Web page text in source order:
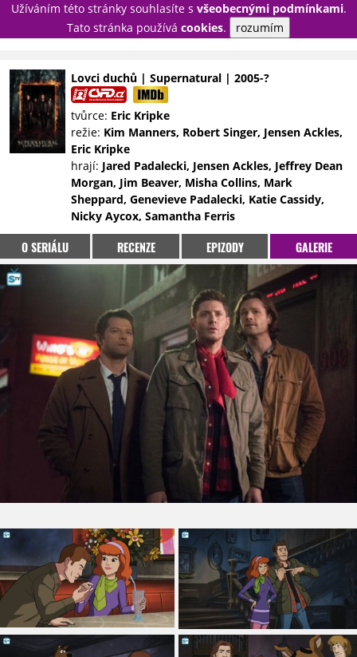
Užíváním této stránky souhlasíte s všeobecnými podmínkami.
Tato stránka používá cookies. rozumím
PŘIHLÁSIT
NOVINKY
TÉMATA
RECENZE
EPIZODY
KULT
TRAILERY
GALERIE
DISKUZE
STATISTIKY
Lovci duchů | Supernatural | 2005-?
tvůrce: Eric Kripke
režie: Kim Manners, Robert Singer, Jensen Ackles,
Eric Kripke
hrají: Jared Padalecki, Jensen Ackles, Jeffrey Dean
Morgan, Jim Beaver, Misha Collins, Mark
Sheppard, Genevieve Padalecki, Katie Cassidy,
Nicky Aycox, Samantha Ferris
O SERIÁLU RECENZE EPIZODY GALERIE